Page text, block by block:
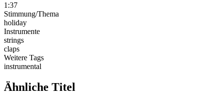
1:37
Stimmung/Thema
holiday
Instrumente
strings
claps
Weitere Tags
instrumental
Ähnliche Titel